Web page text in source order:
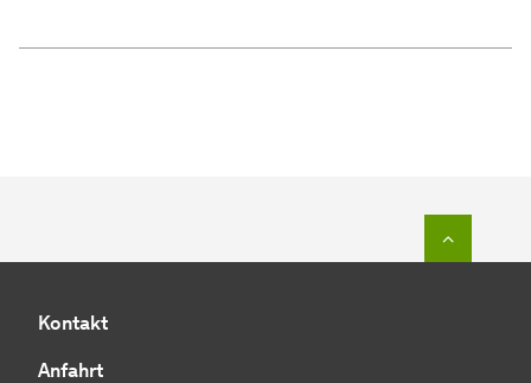
Kontakt
Anfahrt